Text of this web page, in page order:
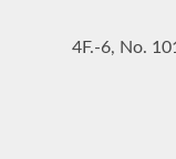
4F.-6, No.